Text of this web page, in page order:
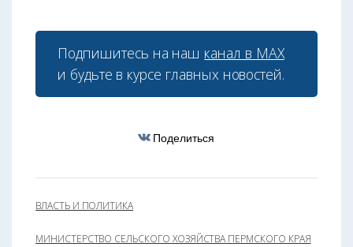
Подпишитесь на наш канал в МАХ
и будьте в курсе главных новостей.
Поделиться
ВЛАСТЬ И ПОЛИТИКА
МИНИСТЕРСТВО СЕЛЬСКОГО ХОЗЯЙСТВА ПЕРМСКОГО КРАЯ